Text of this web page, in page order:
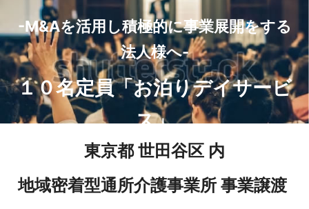
-M&Aを活用し積極的に事業展開をする
法人様へ-
１０名定員「お泊りデイサービ
ス」
事業継承先募集のご案内
東京都 世田谷区 内
地域密着型通所介護事業所 事業譲渡